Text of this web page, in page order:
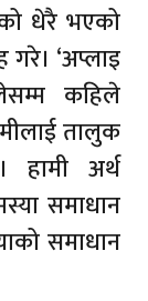
धेरै भएको
‘अप्लाइ
कहिले
तालुक
हामी अर्थ
समाधान
समाधान